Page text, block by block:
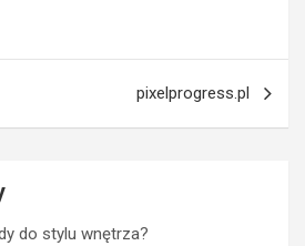
pixelprogress.pl
do stylu wnętrza?